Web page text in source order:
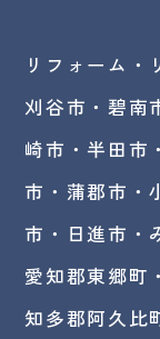
リフォーム・
刈谷市・碧南
崎市・半田市
市・蒲郡市・
市・日進市・
愛知郡東郷町
知多郡阿久比